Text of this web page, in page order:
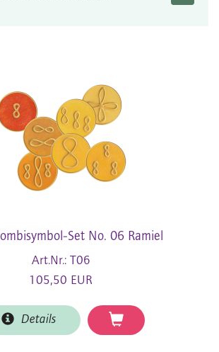
Set No. 06 Ramiel
Art.Nr.: T06
105,50 EUR
Details